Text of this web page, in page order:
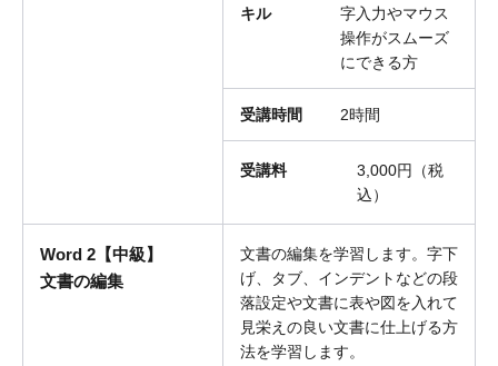
キル
字入力やマウス
操作がスムーズ
にできる方
受講時間 2時間
受講料
3,000円（税
込）
Word 2【中級】
文書の編集
文書の編集を学習します。字下
げ、タブ、インデントなどの段
落設定や文書に表や図を入れて
見栄えの良い文書に仕上げる方
法を学習します。